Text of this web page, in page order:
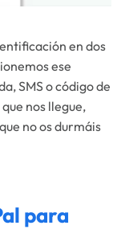
en dos
ese
SMS o código de
nos llegue,
no os durmáis
para